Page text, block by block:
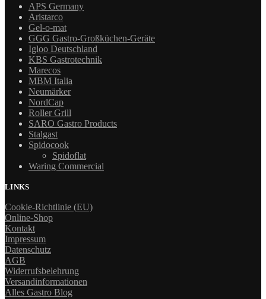
APS Germany
Aristarco
Gel-o-mat
GGG Gastro-Großküchen-Geräte
Igloo Deutschland
KBS Gastrotechnik
Marecos
MBM Italia
Neumärker
NordCap
Roller Grill
SARO Gastro Products
Stalgast
Spidocook
Spidoflat
Waring Commercial
LINKS
Cookie-Richtlinie (EU)
Online-Shop
Kontakt
Impressum
Datenschutz
AGB
Widerrufsbelehrung
Versandinformationen
Alles Gastro Blog